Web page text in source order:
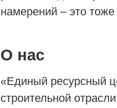
намерений – это
О нас
«Единый ресурсный
строительной